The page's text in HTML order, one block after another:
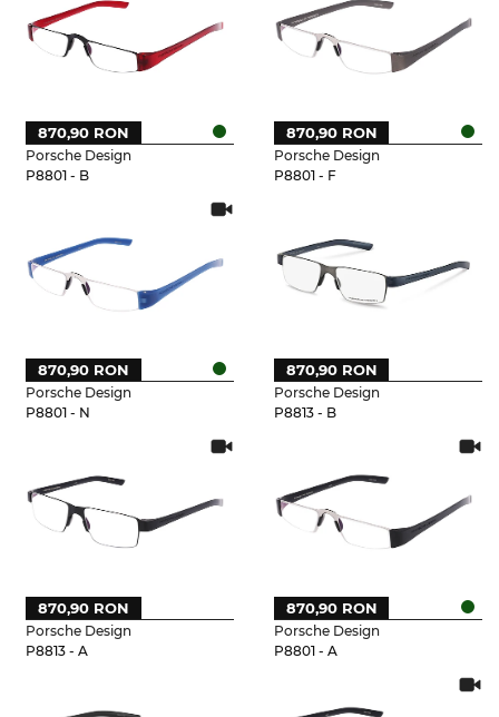
Porsche Design
P8801 - B
870,90 RON
Porsche Design
P8801 - F
870,90 RON
Porsche Design
P8801 - N
870,90 RON
Porsche Design
P8813 - B
870,90 RON
Porsche Design
P8813 - A
870,90 RON
Porsche Design
P8801 - A
870,90 RON